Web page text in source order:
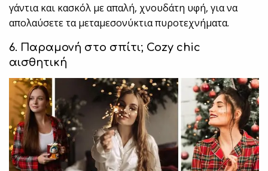
γάντια και κασκόλ με απαλή, χνουδάτη υφή, για να
απολαύσετε τα μεταμεσονύκτια πυροτεχνήματα.
6. Παραμονή στο σπίτι; Cozy chic
αισθητική